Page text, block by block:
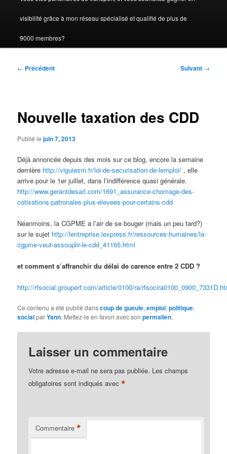
visibilité grâce à mon réseau spécialisé et qualifié de plus de
9000 membres?
Navigation
← Précédent Suivant →
Nouvelle taxation des CDD
Publié lejuin 7, 2013
Déjà annoncée depuis des mois sur ce blog, encore la semaine
dernière http://viguiesm.fr/loi-de-securisation-de-lemploi/ , elle
arrive pour le 1er juillet, dans l’indifférence quasi générale.
http://www.gerantdesarl.com/1691_assurance-chomage-des-
cotisations-patronales-plus-elevees-pour-certains-cdd
Néanmoins, la CGPME a l’air de se bouger (mais un peu tard?)
sur le sujet http://lentreprise.lexpress.fr/ressources-humaines/la-
cgpme-veut-assouplir-le-cdd_41165.html
et comment s’affranchir du délai de carence entre 2 CDD ?
http://rfsocial.grouperf.com/article/0100/ra/
Ce contenu a été publié danscoup de gueule,emploi,politique,
socialparYann. Mettez-le en favori avec sonpermalien.
Laisser un commentaire
Votre adresse e-mail ne sera pas publiée. Les champs
obligatoires sont indiqués avec*
Commentaire *